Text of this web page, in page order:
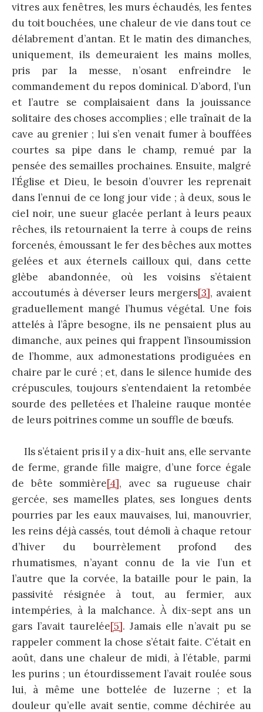
vitres aux fenêtres, les murs échaudés, les fentes
du toit bouchées, une chaleur de vie dans tout ce
délabrement d’antan. Et le matin des dimanches,
uniquement, ils demeuraient les mains molles,
pris par la messe, n’osant enfreindre le
commandement du repos dominical. D’abord, l’un
et l’autre se complaisaient dans la jouissance
solitaire des choses accomplies ; elle traînait de la
cave au grenier ; lui s’en venait fumer à bouffées
courtes sa pipe dans le champ, remué par la
pensée des semailles prochaines. Ensuite, malgré
l’Église et Dieu, le besoin d’ouvrer les reprenait
dans l’ennui de ce long jour vide ; à deux, sous le
ciel noir, une sueur glacée perlant à leurs peaux
rêches, ils retournaient la terre à coups de reins
forcenés, émoussant le fer des bêches aux mottes
gelées et aux éternels cailloux qui, dans cette
glèbe abandonnée, où les voisins s’étaient
accoutumés à déverser leurs mergers[3], avaient
graduellement mangé l’humus végétal. Une fois
attelés à l’âpre besogne, ils ne pensaient plus au
dimanche, aux peines qui frappent l’insoumission
de l’homme, aux admonestations prodiguées en
chaire par le curé ; et, dans le silence humide des
crépuscules, toujours s’entendaient la retombée
sourde des pelletées et l’haleine rauque montée
de leurs poitrines comme un souffle de bœufs.
Ils s’étaient pris il y a dix-huit ans, elle servante
de ferme, grande fille maigre, d’une force égale
de bête sommière[4], avec sa rugueuse chair
gercée, ses mamelles plates, ses longues dents
pourries par les eaux mauvaises, lui, manouvrier,
les reins déjà cassés, tout démoli à chaque retour
d’hiver du bourrèlement profond des
rhumatismes, n’ayant connu de la vie l’un et
l’autre que la corvée, la bataille pour le pain, la
passivité résignée à tout, au fermier, aux
intempéries, à la malchance. À dix-sept ans un
gars l’avait taurelée[5]. Jamais elle n’avait pu se
rappeler comment la chose s’était faite. C’était en
août, dans une chaleur de midi, à l’étable, parmi
les purins ; un étourdissement l’avait roulée sous
lui, à même une bottelée de luzerne ; et la
douleur qu’elle avait sentie, comme déchirée au